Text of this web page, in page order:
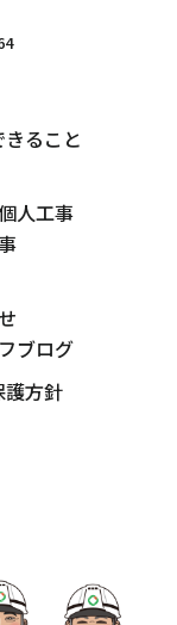
ること
人工事
ブログ
護方針